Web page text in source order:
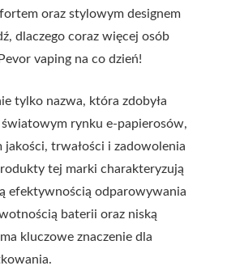
oraz stylowym designem
dlaczego coraz więcej osób
vaping na co dzień!
tylko nazwa, która zdobyła
rynku e-papierosów,
jakości, trwałości i zadowolenia
tej marki charakteryzują
efektywnością odparowywania
baterii oraz niską
kluczowe znaczenie dla